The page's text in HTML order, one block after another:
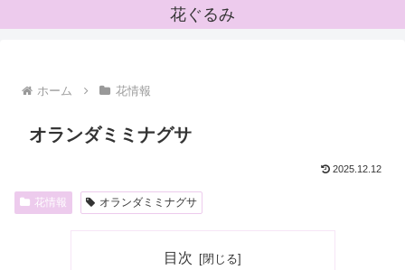
花ぐるみ
ホーム 花情報
オランダミミナグサ
2025.12.12
花情報 オランダミミナグサ
目次